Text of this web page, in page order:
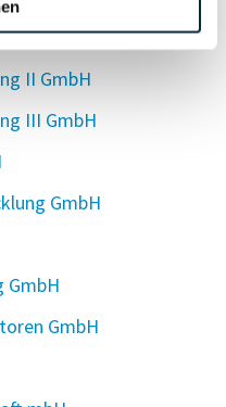
GmbH
II GmbH
III GmbH
GmbH
GmbH
GmbH